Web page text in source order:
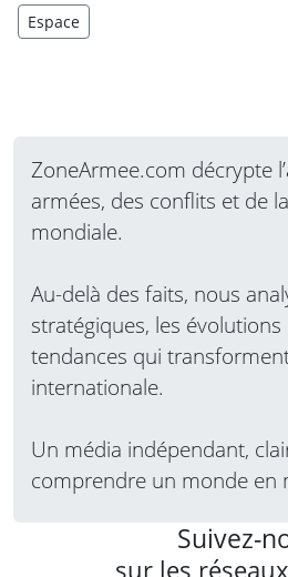
Espace
ZoneArmee.com décrypte
armées, des conflits et de
mondiale.
Au-delà des faits, nous
stratégiques, les
tendances qui
internationale.
Un média indépendant,
comprendre un monde en
Suivez-
sur les